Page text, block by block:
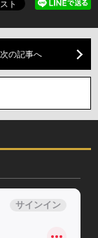
次の記事へ